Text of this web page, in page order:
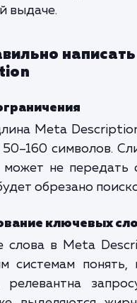
CTR (Click-
в
важно
—
именно на ваш
слоган для